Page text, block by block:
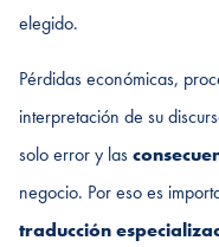
elegido.
Pérdidas económicas,
interpretación de su
solo error y las
negocio. Por eso es
traducción